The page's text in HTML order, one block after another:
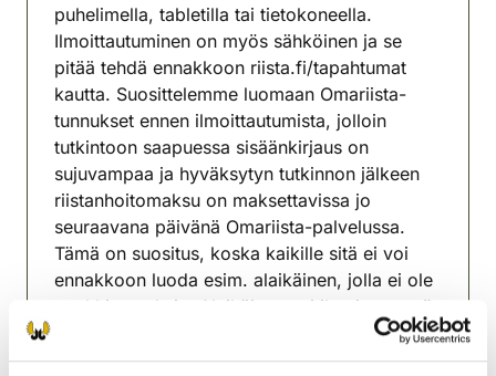
puhelimella, tabletilla tai tietokoneella.
Ilmoittautuminen on myös sähköinen ja se
pitää tehdä ennakkoon riista.fi/tapahtumat
kautta. Suosittelemme luomaan Omariista-
tunnukset ennen ilmoittautumista, jolloin
tutkintoon saapuessa sisäänkirjaus on
sujuvampaa ja hyväksytyn tutkinnon jälkeen
riistanhoitomaksu on maksettavissa jo
seuraavana päivänä Omariista-palvelussa.
Tämä on suositus, koska kaikille sitä ei voi
ennakkoon luoda esim. alaikäinen, jolla ei ole
pankkitunnuksia. Alaikäisen voi ilmoittaa myös
henkilötunnuksella. Tutkinnon hinta 20€ ja sen
voi maksaa mobiilimaksuna,